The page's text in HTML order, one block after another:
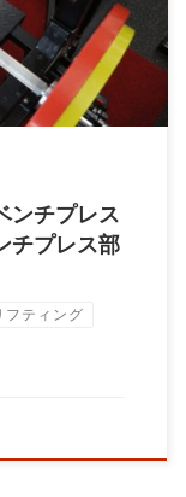
ンチプレス
チプレス部
フティング